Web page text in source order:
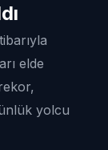
elde
yolcu